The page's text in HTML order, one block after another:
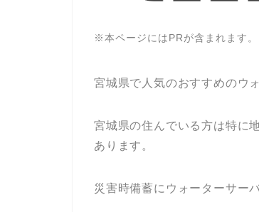
※本ページにはPRが含まれます。
宮城県で人気のおすすめのウ
宮城県の住んでいる方は特に
あります。
災害時備蓄にウォーターサー